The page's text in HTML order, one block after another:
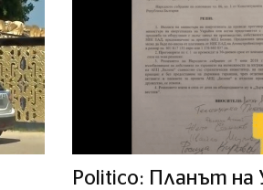
Politico: Планът на